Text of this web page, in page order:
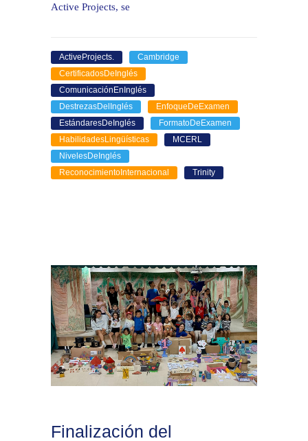
Active Projects, se
ActiveProjects.
Cambridge
CertificadosDeInglés
ComunicaciónEnInglés
DestrezasDelInglés
EnfoqueDeExamen
EstándaresDeInglés
FormatoDeExamen
HabilidadesLingüísticas
MCERL
NivelesDeInglés
ReconocimientoInternacional
Trinity
Finalización del